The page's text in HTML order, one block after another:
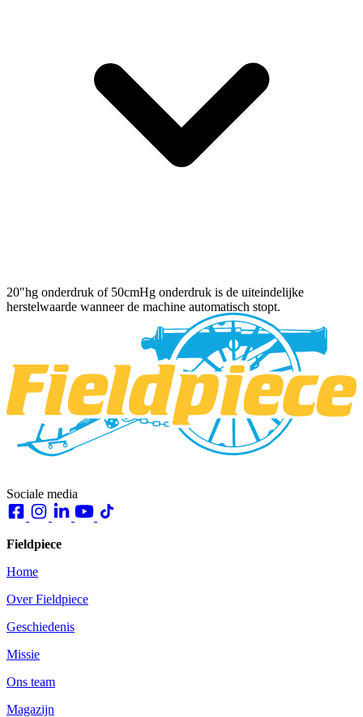
20"hg onderdruk of 50cmHg onderdruk is de uiteindelijke
herstelwaarde wanneer de machine automatisch stopt.
Sociale media
Fieldpiece
Home
Over Fieldpiece
Geschiedenis
Missie
Ons team
Magazijn